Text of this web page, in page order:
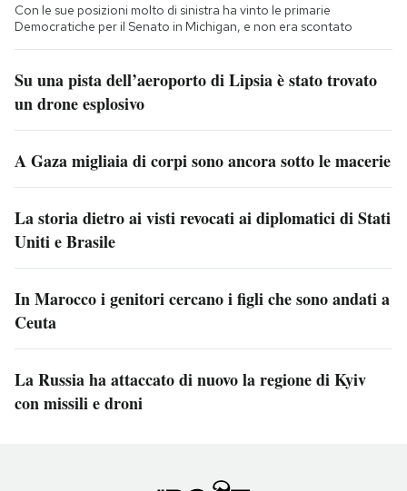
Con le sue posizioni molto di sinistra ha vinto le primarie
Democratiche per il Senato in Michigan, e non era scontato
Su una pista dell’aeroporto di Lipsia è stato trovato
un drone esplosivo
A Gaza migliaia di corpi sono ancora sotto le macerie
La storia dietro ai visti revocati ai diplomatici di Stati
Uniti e Brasile
In Marocco i genitori cercano i figli che sono andati a
Ceuta
La Russia ha attaccato di nuovo la regione di Kyiv
con missili e droni